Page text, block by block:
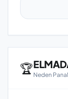
🏆 Neden